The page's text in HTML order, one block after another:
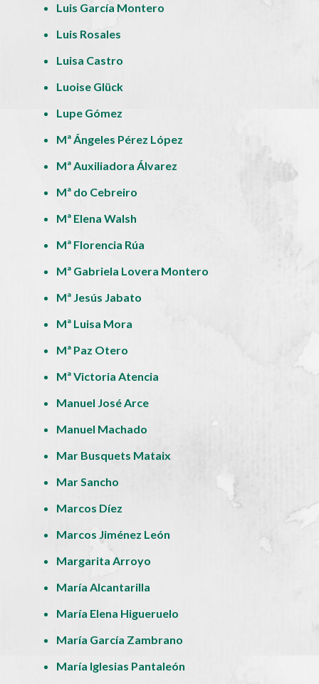
Luis García Montero
Luis Rosales
Luisa Castro
Luoise Glück
Lupe Gómez
Mª Ángeles Pérez López
Mª Auxiliadora Álvarez
Mª do Cebreiro
Mª Elena Walsh
Mª Florencia Rúa
Mª Gabriela Lovera Montero
Mª Jesús Jabato
Mª Luisa Mora
Mª Paz Otero
Mª Victoria Atencia
Manuel José Arce
Manuel Machado
Mar Busquets Mataix
Mar Sancho
Marcos Díez
Marcos Jiménez León
Margarita Arroyo
María Alcantarilla
María Elena Higueruelo
María García Zambrano
María Iglesias Pantaleón